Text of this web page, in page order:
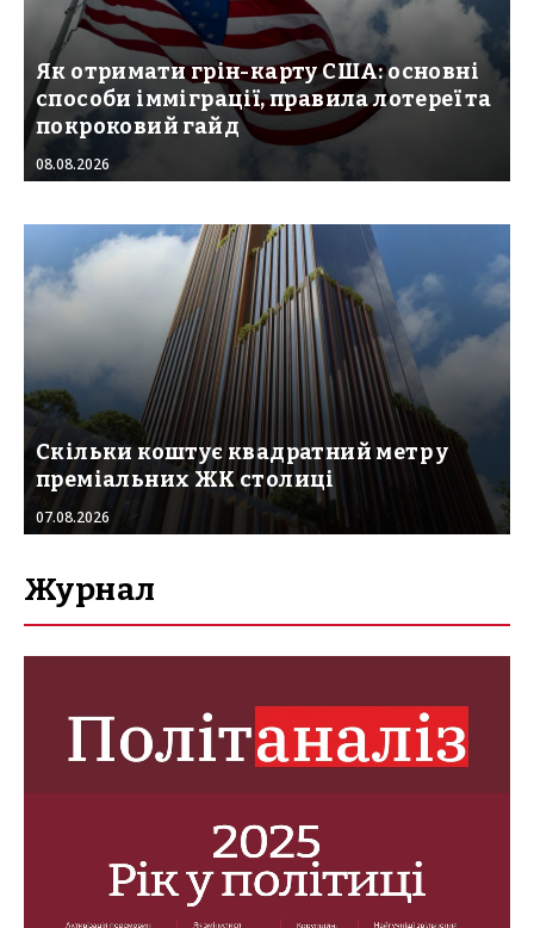
Як отримати грін-карту США: основні
способи імміграції, правила лотереї та
покроковий гайд
08.08.2026
Скільки коштує квадратний метр у
преміальних ЖК столиці
07.08.2026
Журнал